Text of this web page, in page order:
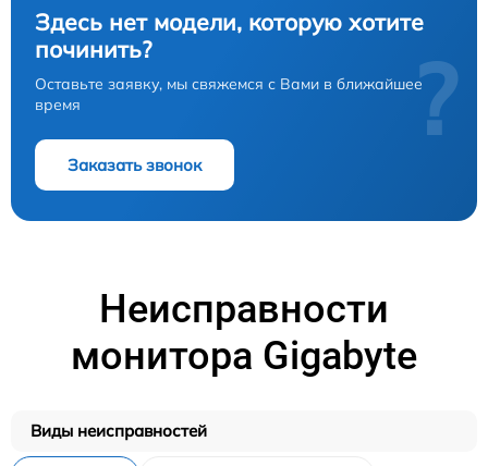
Здесь нет модели, которую хотите
починить?
Оставьте заявку, мы свяжемся с Вами в ближайшее
время
Заказать звонок
?
Неисправности
монитора Gigabyte
Виды неисправностей